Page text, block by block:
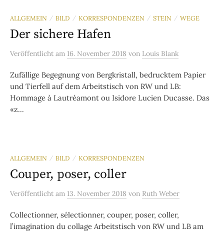
ALLGEMEIN / BILD / KORRESPONDENZEN / STEIN / WEGE
Der sichere Hafen
Veröffentlicht am 16. November 2018 von Louis Blank
Zufällige Begegnung von Bergkristall, bedrucktem Papier
und Tierfell auf dem Arbeitstisch von RW und LB:
Hommage à Lautréamont ou Isidore Lucien Ducasse. Das
«z...
ALLGEMEIN / BILD / KORRESPONDENZEN
Couper, poser, coller
Veröffentlicht am 13. November 2018 von Ruth Weber
Collectionner, sélectionner, couper, poser, coller,
l’imagination du collage Arbeitstisch von RW und LB am